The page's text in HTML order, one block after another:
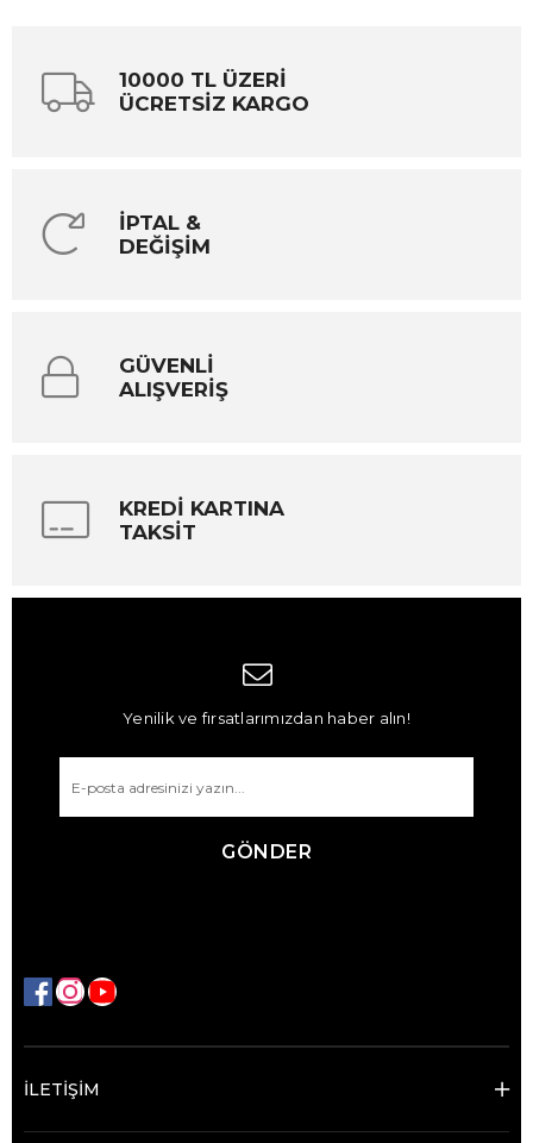
10000 TL ÜZERİ
ÜCRETSİZ KARGO
İPTAL &
DEĞİŞİM
GÜVENLİ
ALIŞVERİŞ
KREDİ KARTINA
TAKSİT
Yenilik ve fırsatlarımızdan haber alın!
GÖNDER
İLETİŞİM